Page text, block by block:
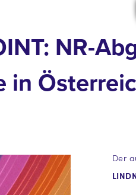
NR-
in
Der